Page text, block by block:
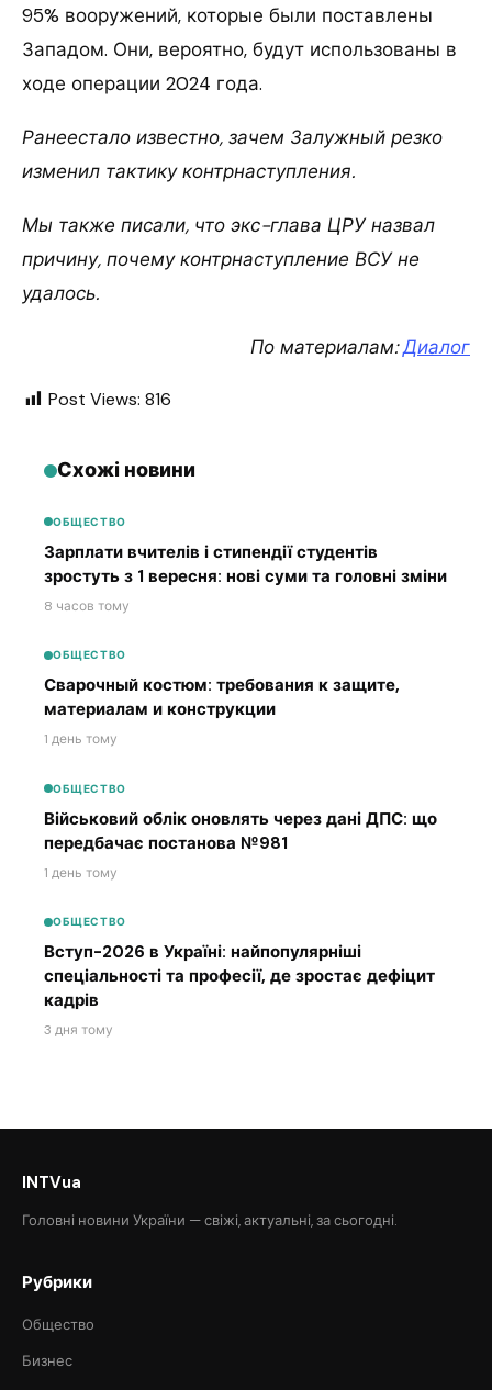
95% вооружений, которые были поставлены
Западом. Они, вероятно, будут использованы в
ходе операции 2024 года.
Ранеестало известно, зачем Залужный резко
изменил тактику контрнаступления.
Мы также писали, что экс-глава ЦРУ назвал
причину, почему контрнаступление ВСУ не
удалось.
По материалам:Диалог
Post Views: 816
Схожі новини
ОБЩЕСТВО
Зарплати вчителів і стипендії студентів
зростуть з 1 вересня: нові суми та головні зміни
8 часов тому
ОБЩЕСТВО
Сварочный костюм: требования к защите,
материалам и конструкции
1 день тому
ОБЩЕСТВО
Військовий облік оновлять через дані ДПС: що
передбачає постанова №981
1 день тому
ОБЩЕСТВО
Вступ-2026 в Україні: найпопулярніші
спеціальності та професії, де зростає дефіцит
кадрів
3 дня тому
INTVua
Головні новини України — свіжі, актуальні, за сьогодні.
Рубрики
Общество
Бизнес